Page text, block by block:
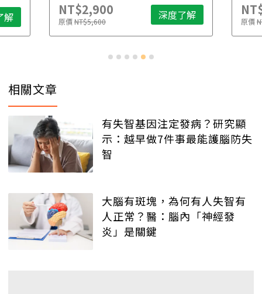
解 NT$2,900
原價NT$5,600 深度了解 原價
相關文章
有失智基因注定發病？研究顯
示：越早做7件事最能護腦防失
智
大腦有斑塊，為何有人失智有
人正常？醫：腦內「神經發
炎」是關鍵